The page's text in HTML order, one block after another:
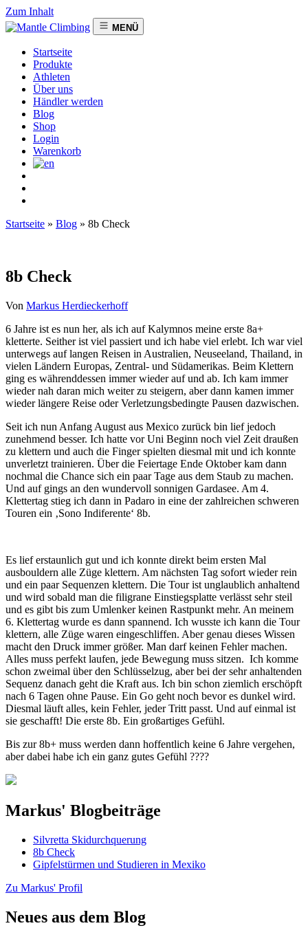
Zum Inhalt
MENÜ
Startseite
Produkte
Athleten
Über uns
Händler werden
Blog
Shop
Login
Warenkorb
Startseite » Blog » 8b Check
8b Check
Von Markus Herdieckerhoff
6 Jahre ist es nun her, als ich auf Kalymnos meine erste 8a+
kletterte. Seither ist viel passiert und ich habe viel erlebt. Ich war viel
unterwegs auf langen Reisen in Australien, Neuseeland, Thailand, in
vielen Ländern Europas, Zentral- und Südamerikas. Beim Klettern
ging es währenddessen immer wieder auf und ab. Ich kam immer
wieder nah daran mich weiter zu steigern, aber dann kamen immer
wieder längere Reise oder Verletzungsbedingte Pausen dazwischen.
Seit ich nun Anfang August aus Mexico zurück bin lief jedoch
zunehmend besser. Ich hatte vor Uni Beginn noch viel Zeit draußen
zu klettern und auch die Finger spielten diesmal mit und ich konnte
unverletzt trainieren. Über die Feiertage Ende Oktober kam dann
nochmal die Chance sich ein paar Tage aus dem Staub zu machen.
Und auf gings an den wundervoll sonnigen Gardasee. Am 4.
Klettertag stieg ich dann in Padaro in eine der zahlreichen schweren
Touren ein ‚Sono Indiferente‘ 8b.
Es lief erstaunlich gut und ich konnte direkt beim ersten Mal
ausbouldern alle Züge klettern. Am nächsten Tag sofort wieder rein
und ein paar Sequenzen klettern. Die Tour ist unglaublich anhaltend
und wird sobald man die filigrane Einstiegsplatte verlässt sehr steil
und es gibt bis zum Umlenker keinen Rastpunkt mehr. An meinem
6. Klettertag wurde es dann spannend. Ich wusste ich kann die Tour
klettern, alle Züge waren eingeschliffen. Aber genau dieses Wissen
macht den Druck immer größer. Man darf keinen Fehler machen.
Alles muss perfekt laufen, jede Bewegung muss sitzen. Ich komme
schon zweimal über den Schlüsselzug, aber bei der sehr anhaltenden
Sequenz danach geht die Kraft aus. Ich bin schon ziemlich erschöpft
nach 6 Tagen ohne Pause. Ein Go geht noch bevor es dunkel wird.
Diesmal läuft alles, kein Fehler, jeder Tritt passt. Und auf einmal ist
sie geschafft! Die erste 8b. Ein großartiges Gefühl.
Bis zur 8b+ muss werden dann hoffentlich keine 6 Jahre vergehen,
aber dabei habe ich ein ganz gutes Gefühl ????
Markus' Blogbeiträge
Silvretta Skidurchquerung
8b Check
Gipfelstürmen und Studieren in Mexiko
Zu Markus' Profil
Neues aus dem Blog